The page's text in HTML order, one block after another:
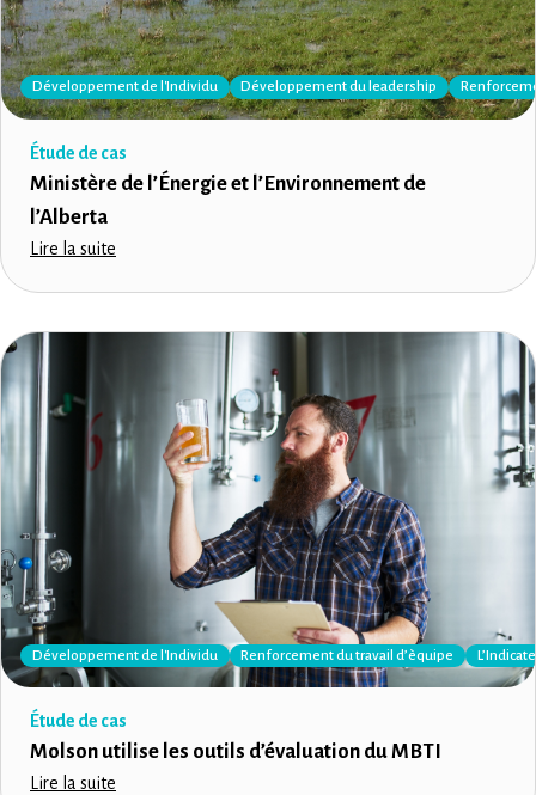
Développement de l'Individu Développement du leadership
Étude de cas
Ministère de l’Énergie et l’Environnement de
l’Alberta
Lire la suite
Développement de l'Individu Renforcement du travail d’èquipe
Étude de cas
Molson utilise les outils d’évaluation du MBTI
Lire la suite